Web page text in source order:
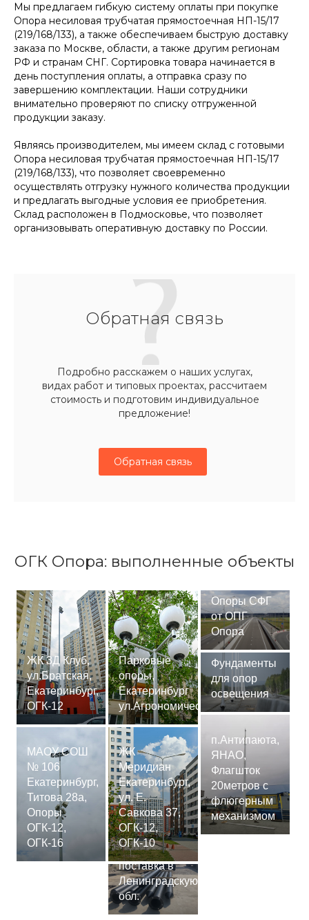
Мы предлагаем гибкую систему оплаты при покупке
Опора несиловая трубчатая прямостоечная НП-15/17
(219/168/133), а также обеспечиваем быструю доставку
заказа по Москве, области, а также другим регионам
РФ и странам СНГ. Сортировка товара начинается в
день поступления оплаты, а отправка сразу по
завершению комплектации. Наши сотрудники
внимательно проверяют по списку отгруженной
продукции заказу.
Являясь производителем, мы имеем склад с готовыми
Опора несиловая трубчатая прямостоечная НП-15/17
(219/168/133), что позволяет своевременно
осуществлять отгрузку нужного количества продукции
и предлагать выгодные условия ее приобретения.
Склад расположен в Подмосковье, что позволяет
организовывать оперативную доставку по России.
Обратная связь
Подробно расскажем о наших услугах,
видах работ и типовых проектах, рассчитаем
стоимость и подготовим индивидуальное
предложение!
Обратная связь
ОГК Опора: выполненные объекты
ЖК 3Д Клуб,
ул.Братская,
Екатеринбург,
ОГК-12
МАОУ СОШ
№ 106
Екатеринбург,
Титова 28а,
Опоры
ОГК-12,
ОГК-16
Парковые
опоры,
Екатеринбург
ул.Агрономическая
ЖК
Меридиан
Екатеринбург,
ул. Е.
Савкова 37,
ОГК-12,
ОГК-10
Сваи
СМ-7,75м,
поставка в
Ленинградскую
обл.
Опоры СФГ
от ОПГ
Опора
Фундаменты
для опор
освещения
п.Антипаюта,
ЯНАО,
Флагшток
20метров с
флюгерным
механизмом